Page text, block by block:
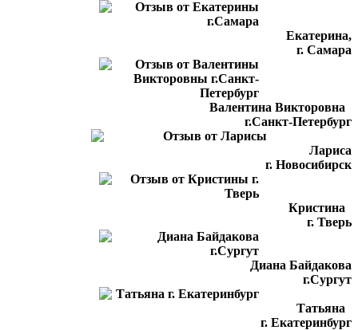
Екатерина,
г. Самара
Валентина Викторовна
г.Санкт-Петербург
Лариса
г. Новосибирск
Кристина
г. Тверь
Диана Байдакова
г.Сургут
Татьяна
г. Екатеринбург